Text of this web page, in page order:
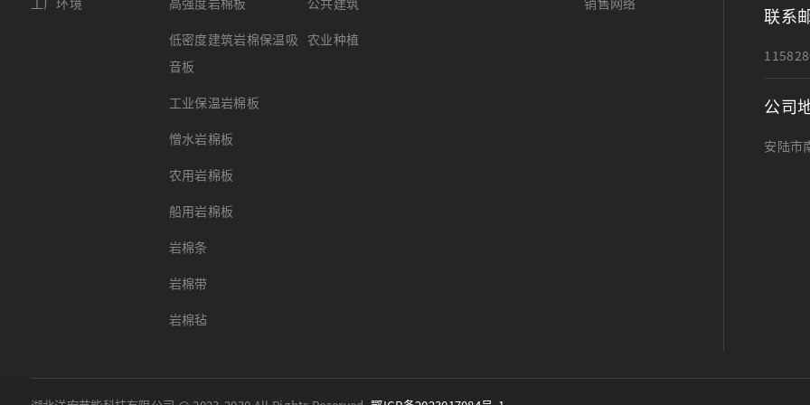
低密度建筑岩棉保温吸
音板
工业保温岩棉板
憎水岩棉板
农用岩棉板
船用岩棉板
岩棉条
岩棉带
岩棉毡
农业种植
联系
公司
安陆市